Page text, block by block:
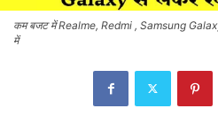
कम बजट में Realme, Redmi , Samsung
में